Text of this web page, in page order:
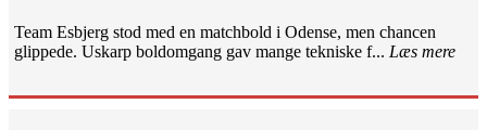
Team Esbjerg stod med en matchbold i Odense, men chancen
glippede. Uskarp boldomgang gav mange tekniske f... Læs mere